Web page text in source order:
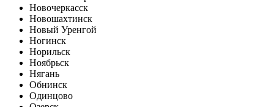
Новочеркасск
Новошахтинск
Новый Уренгой
Ногинск
Норильск
Ноябрьск
Нягань
Обнинск
Одинцово